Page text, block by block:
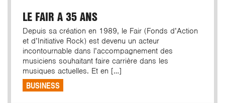
LE FAIR A 35 ANS
Depuis sa création en 1989, le Fair (Fonds d’Action
et d’Initiative Rock) est devenu un acteur
incontournable dans l’accompagnement des
musiciens souhaitant faire carrière dans les
musiques actuelles. Et en […]
BUSINESS